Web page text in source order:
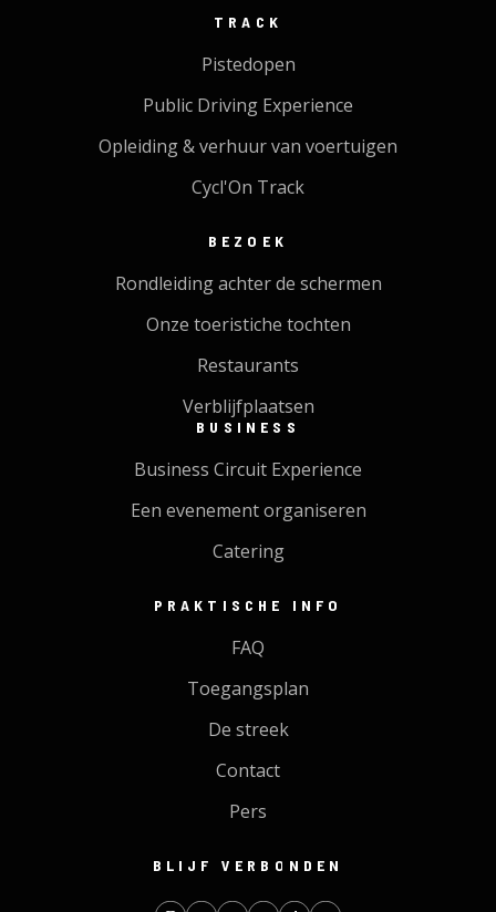
TRACK
Pistedopen
Public Driving Experience
Opleiding & verhuur van voertuigen
Cycl'On Track
BEZOEK
Rondleiding achter de schermen
Onze toeristiche tochten
Restaurants
Verblijfplaatsen
BUSINESS
Business Circuit Experience
Een evenement organiseren
Catering
PRAKTISCHE INFO
FAQ
Toegangsplan
De streek
Contact
Pers
BLIJF VERBONDEN